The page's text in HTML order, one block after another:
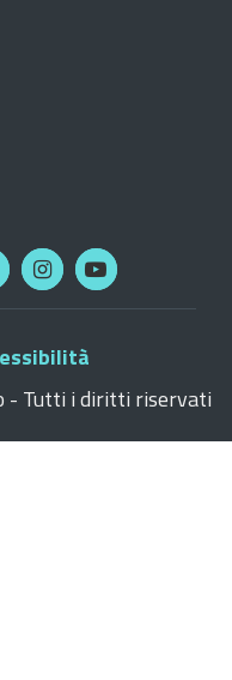
- Tutti i diritti riservati